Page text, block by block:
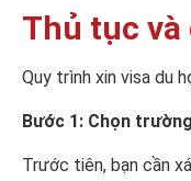
Thủ tục và
Quy trình xin visa du
Bước 1: Chọn
Trước tiên, bạn cần